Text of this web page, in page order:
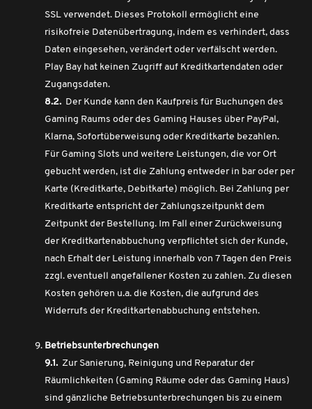
SSL verwendet. Dieses Protokoll ermöglicht eine
risikofreie Datenübertragung, indem es verhindert, dass
Daten eingesehen, verändert oder verfälscht werden.
Play Bay hat keinen Zugriff auf Kreditkartendaten oder
Zugangsdaten.
8.2. Der Kunde kann den Kaufpreis für Buchungen des
Gaming Raums oder des Gaming Hauses über PayPal,
Klarna, Sofortüberweisung oder Kreditkarte bezahlen.
Für Gaming Slots und weitere Leistungen, die vor Ort
gebucht werden, ist die Zahlung entweder in bar oder per
Karte (Kreditkarte, Debitkarte) möglich. Bei Zahlung per
Kreditkarte entspricht der Zahlungszeitpunkt dem
Zeitpunkt der Bestellung. Im Fall einer Zurückweisung
der Kreditkartenabbuchung verpflichtet sich der Kunde,
nach Erhalt der Leistung innerhalb von 7 Tagen den Preis
zzgl. eventuell angefallener Kosten zu zahlen. Zu diesen
Kosten gehören u.a. die Kosten, die aufgrund des
Widerrufs der Kreditkartenabbuchung entstehen.
Betriebsunterbrechungen
9.1. Zur Sanierung, Reinigung und Reparatur der
Räumlichkeiten (Gaming Räume oder das Gaming Haus)
sind gänzliche Betriebsunterbrechungen bis zu einem